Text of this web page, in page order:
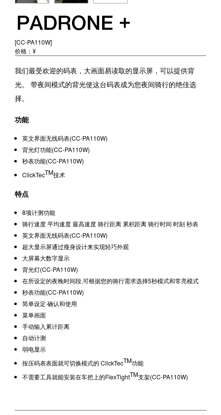
[CC-PA110W]
价格：¥
我们最受欢迎的码表，大画面易读取的显示屏，可以提供背
光。 带夜间模式的背光使这台码表成为您夜间骑行的绝佳选
择。
功能
英文界面无线码表(CC-PA110W)
背光灯功能(CC-PA110W)
秒表功能(CC-PA110W)
ClickTecTM技术
特点
8项计测功能
骑行速度 平均速度 最高速度 骑行距离 累积距离 骑行时间 时刻 秒表
英文界面无线码表(CC-PA110W)
超大显示屏通过瘦身设计来实现轻巧外观
大屏幕大数字显示
背光灯(CC-PA110W)
在所设定的夜晚时间段,可根据您的骑行需求选择5秒模式和常亮模式
秒表功能(CC-PA110W)
简单设定·确认和使用
菜单画面
手动输入累计距离
自动计测
弱电显示
按压码表表面就可切换模式的 ClickTecTM功能
不需要工具就能安装在车把上的FlexTightTM支架(CC-PA110W)